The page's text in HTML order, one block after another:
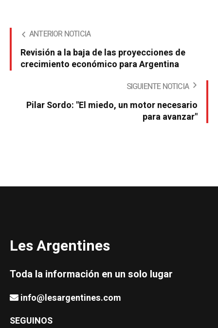
ANTERIOR NOTICIA
Revisión a la baja de las proyecciones de
crecimiento económico para Argentina
SIGUIENTE NOTICIA
Pilar Sordo: "El miedo, un motor necesario
para avanzar"
Les Argentines
Toda la información en un solo lugar
info@lesargentines.com
SEGUINOS